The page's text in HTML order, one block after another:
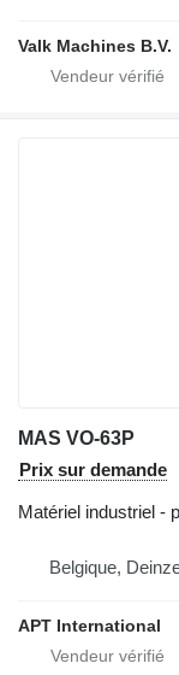
Valk Machines B.V.
MAS VO-63P
Prix sur demande
Matériel industriel -
Belgique,
APT International